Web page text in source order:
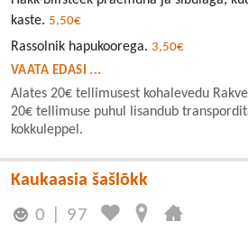
kaste. 5,50€
Rassolnik hapukoorega. 3,50€
VAATA EDASI ...
Alates 20€ tellimusest kohalevedu
20€ tellimuse puhul lisandub
kokkuleppel.
Kaukaasia šašlõkk
0 97